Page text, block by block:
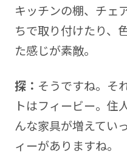
キッチンの棚、チェ
ちで取り付けたり、
た感じが素敵。
探： そうですね。そ
トはフィービー。住
んな家具が増えてい
ィーがありますね。